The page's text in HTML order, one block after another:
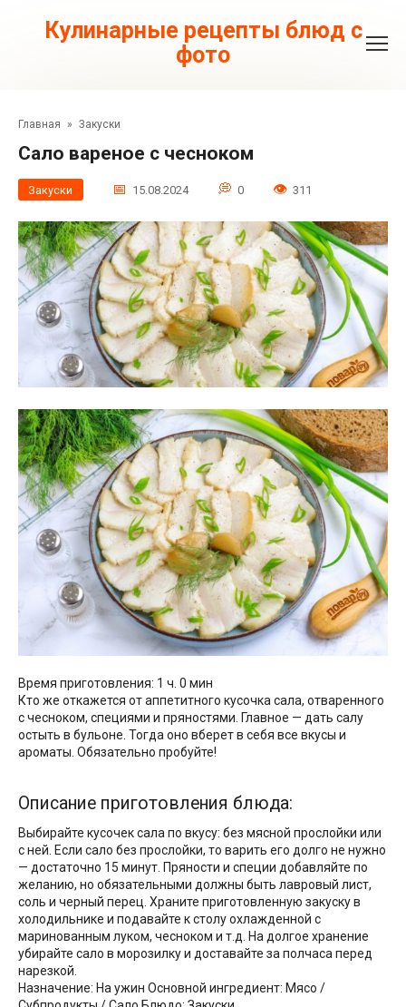
контентуКулинарные рецепты блюд с
фото
Главная » Закуски
Сало вареное с чесноком
Закуски 15.08.2024 0 311
Время приготовления: 1 ч. 0 мин
Кто же откажется от аппетитного кусочка сала, отваренного
с чесноком, специями и пряностями. Главное — дать салу
остыть в бульоне. Тогда оно вберет в себя все вкусы и
ароматы. Обязательно пробуйте!
Описание приготовления блюда:
Выбирайте кусочек сала по вкусу: без мясной прослойки или
с ней. Если сало без прослойки, то варить его долго не нужно
— достаточно 15 минут. Пряности и специи добавляйте по
желанию, но обязательными должны быть лавровый лист,
соль и черный перец. Храните приготовленную закуску в
холодильнике и подавайте к столу охлажденной с
маринованным луком, чесноком и т.д. На долгое хранение
убирайте сало в морозилку и доставайте за полчаса перед
нарезкой.
Назначение: На ужин Основной ингредиент: Мясо /